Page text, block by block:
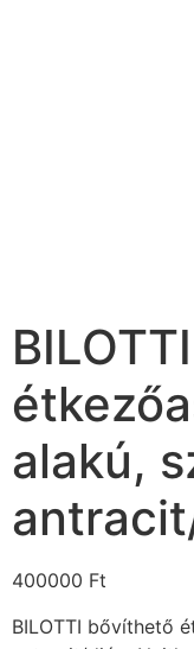
alakú,
400000 Ft
BILOTTI bővíthető